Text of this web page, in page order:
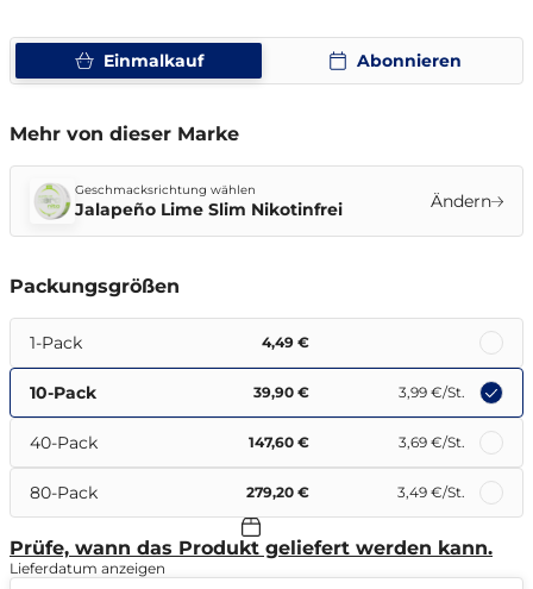
Einmalkauf Abonnieren
Mehr von dieser Marke
Geschmacksrichtung wählen
Jalapeño Lime Slim Nikotinfrei Ändern
Packungsgrößen
1-Pack 4,49 €
10-Pack 39,90 € 3,99 €/St.
40-Pack 147,60 € 3,69 €/St.
80-Pack 279,20 € 3,49 €/St.
Prüfe, wann das Produkt geliefert werden kann.
Lieferdatum anzeigen